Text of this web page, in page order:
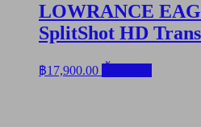
LOWRANCE
SplitShot HD
฿17,900.00